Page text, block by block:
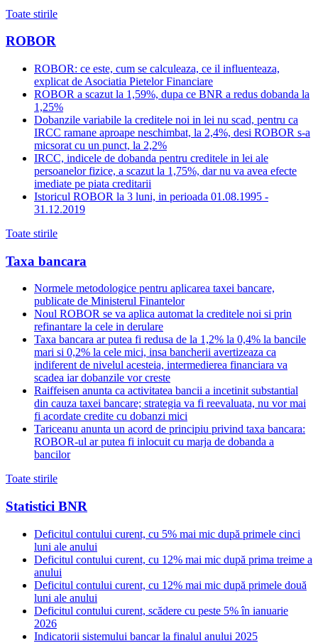
Toate stirile
ROBOR
ROBOR: ce este, cum se calculeaza, ce il influenteaza,
explicat de Asociatia Pietelor Financiare
ROBOR a scazut la 1,59%, dupa ce BNR a redus dobanda la
1,25%
Dobanzile variabile la creditele noi in lei nu scad, pentru ca
IRCC ramane aproape neschimbat, la 2,4%, desi ROBOR s-a
micsorat cu un punct, la 2,2%
IRCC, indicele de dobanda pentru creditele in lei ale
persoanelor fizice, a scazut la 1,75%, dar nu va avea efecte
imediate pe piata creditarii
Istoricul ROBOR la 3 luni, in perioada 01.08.1995 -
31.12.2019
Toate stirile
Taxa bancara
Normele metodologice pentru aplicarea taxei bancare,
publicate de Ministerul Finantelor
Noul ROBOR se va aplica automat la creditele noi si prin
refinantare la cele in derulare
Taxa bancara ar putea fi redusa de la 1,2% la 0,4% la bancile
mari si 0,2% la cele mici, insa bancherii avertizeaza ca
indiferent de nivelul acesteia, intermedierea financiara va
scadea iar dobanzile vor creste
Raiffeisen anunta ca activitatea bancii a incetinit substantial
din cauza taxei bancare; strategia va fi reevaluata, nu vor mai
fi acordate credite cu dobanzi mici
Tariceanu anunta un acord de principiu privind taxa bancara:
ROBOR-ul ar putea fi inlocuit cu marja de dobanda a
bancilor
Toate stirile
Statistici BNR
Deficitul contului curent, cu 5% mai mic după primele cinci
luni ale anului
Deficitul contului curent, cu 12% mai mic după prima treime a
anului
Deficitul contului curent, cu 12% mai mic după primele două
luni ale anului
Deficitul contului curent, scădere cu peste 5% în ianuarie
2026
Indicatorii sistemului bancar la finalul anului 2025